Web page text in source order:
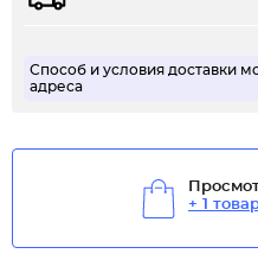
Способ и условия доставки
адреса
+ 1